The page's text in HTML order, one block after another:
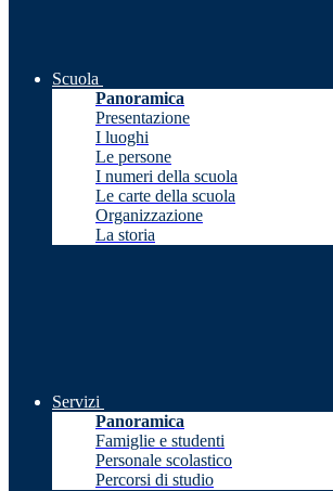
Scuola
Panoramica
Presentazione
I luoghi
Le persone
I numeri della scuola
Le carte della scuola
Organizzazione
La storia
Servizi
Panoramica
Famiglie e studenti
Personale scolastico
Percorsi di studio